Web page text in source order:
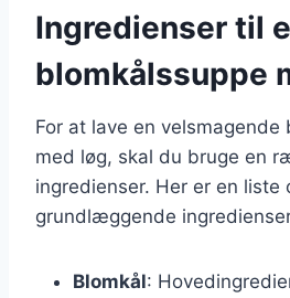
Ingredienser til
blomkålssuppe
For at lave en velsmagende
med løg, skal du bruge en
ingredienser. Her er en liste
grundlæggende
Blomkål: